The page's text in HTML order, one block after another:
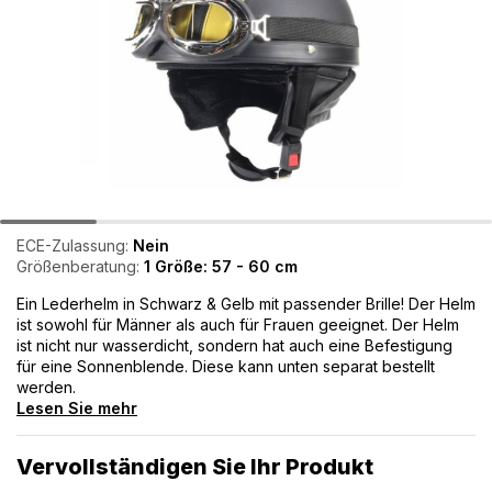
ECE-Zulassung: Nein
Größenberatung: 1 Größe: 57 - 60 cm
Ein Lederhelm in Schwarz & Gelb mit passender Brille! Der Helm
ist sowohl für Männer als auch für Frauen geeignet. Der Helm
ist nicht nur wasserdicht, sondern hat auch eine Befestigung
für eine Sonnenblende. Diese kann unten separat bestellt
werden.
Lesen Sie mehr
Vervollständigen Sie Ihr Produkt